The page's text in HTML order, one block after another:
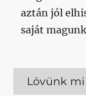
aztán jól
saját
Lövünk